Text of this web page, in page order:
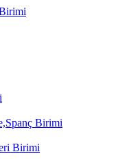
Birimi
Birimi